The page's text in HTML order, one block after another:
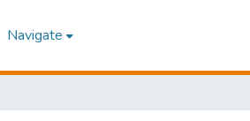
Navigate